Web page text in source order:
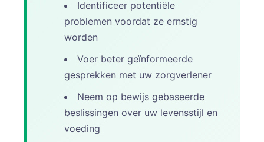
Identificeer potentiële
problemen voordat ze ernstig
worden
Voer beter geïnformeerde
gesprekken met uw zorgverlener
Neem op bewijs gebaseerde
beslissingen over uw levensstijl en
voeding